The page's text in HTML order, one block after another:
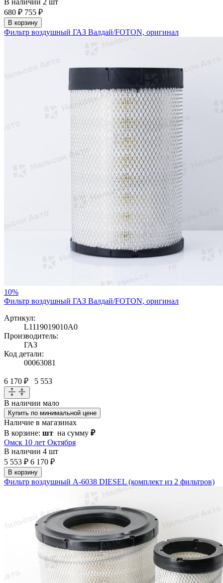
680 ₽ 755 ₽
В корзину
Фильтр воздушный ГАЗ Валдай/FOTON, оригинал
10%
Фильтр воздушный ГАЗ Валдай/FOTON, оригинал
Артикул:
L1119019010А0
Производитель:
ГАЗ
Код детали:
00063081
6 170 ₽ 5 553
В наличии мало
Купить по минимальной цене
Наличие в магазинах
В корзине: шт на сумму ₽
Омск 10 лет Октября
В наличии 4 шт
5 553 ₽ 6 170 ₽
В корзину
Фильтр воздушный A-6038 DIESEL (комплект из 2 фильтров)